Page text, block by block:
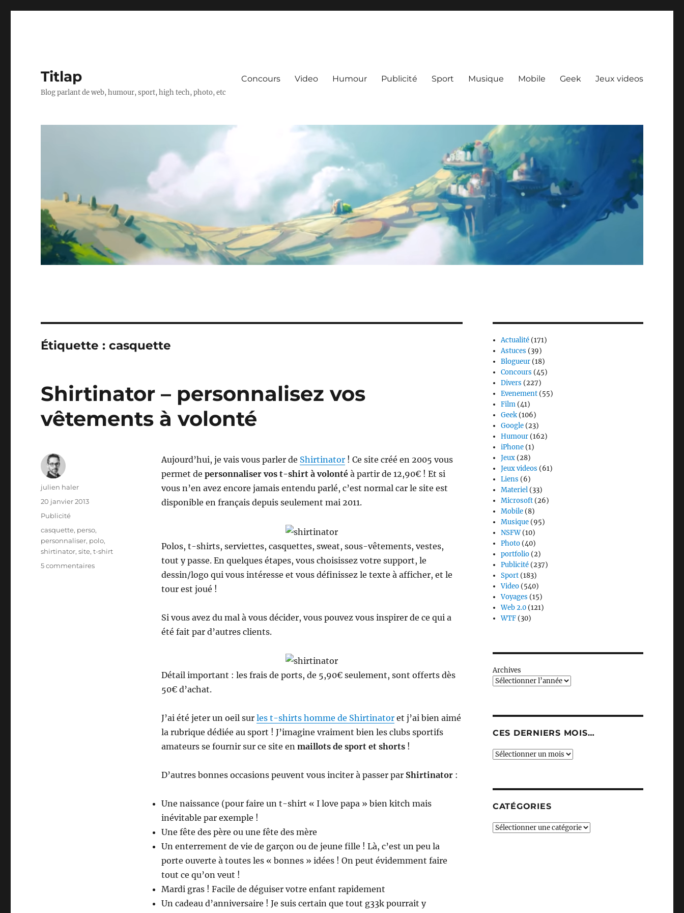
Titlap
Blog parlant de web, humour, sport, high tech, photo, etc
Concours Video Humour Publicité Sport Musique Mobile Geek Jeux videos
Étiquette :casquette
Shirtinator – personnalisez vos
vêtements à volonté
Aujourd’hui, je vais vous parler de Shirtinator! Ce site créé en 2005 vous
permet de personnaliser vos t-shirt à volontéà partir de 12,90€ ! Et si
vous n’en avez encore jamais entendu parlé, c’est normal car le site est
disponible en français depuis seulement mai 2011.
Polos, t-shirts, serviettes, casquettes, sweat, sous-vêtements, vestes,
tout y passe. En quelques étapes, vous choisissez votre support, le
dessin/logo qui vous intéresse et vous définissez le texte à afficher, et le
tour est joué !
Si vous avez du mal à vous décider, vous pouvez vous inspirer de ce qui a
été fait par d’autres clients.
Détail important : les frais de ports, de 5,90€ seulement, sont offerts dès
50€ d’achat.
J’ai été jeter un oeil sur les t-shirts homme de Shirtinatoret j’ai bien aimé
la rubrique dédiée au sport ! J’imagine vraiment bien les clubs sportifs
amateurs se fournir sur ce site en maillots de sport et shorts!
D’autres bonnes occasions peuvent vous inciter à passer par Shirtinator :
Une naissance (pour faire un t-shirt « I love papa » bien kitch mais
inévitable par exemple !
Une fête des père ou une fête des mère
Un enterrement de vie de garçon ou de jeune fille ! Là, c’est un peu la
porte ouverte à toutes les « bonnes » idées ! On peut évidemment faire
tout ce qu’on veut !
Mardi gras ! Facile de déguiser votre enfant rapidement
Un cadeau d’anniversaire ! Je suis certain que tout g33k pourrait y
Auteur
julien haler
Publié
20 janvier 2013
Catégories
Publicité
Étiquettes
casquette, perso,
personnaliser, polo,
shirtinator,site,t-shirt
5 commentairessur
Actualité (171)
Astuces (39)
Blogueur (18)
Concours (45)
Divers (227)
Evenement (55)
Film (41)
Geek (106)
Google (23)
Humour (162)
iPhone (1)
Jeux (28)
Jeux videos (61)
Liens (6)
Materiel (33)
Microsoft (26)
Mobile (8)
Musique (95)
NSFW(10)
Photo (40)
portfolio (2)
Publicité (237)
Sport (183)
Video (540)
Voyages (15)
Web 2.0 (121)
WTF (30)
Archives
CES DERNIERS MOIS…
Ces
CATÉGORIES
Catégories